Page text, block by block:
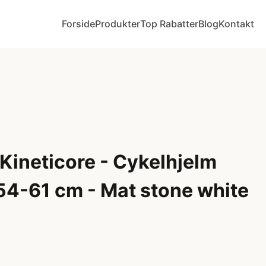
ForsideProdukterTop RabatterBlogKontakt
- Cykelhjelm
61 cm - Mat stone white